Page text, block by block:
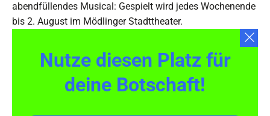
abendfüllendes Musical: Gespielt wird jedes Wochenende
bis 2. August im Mödlinger Stadttheater.
Nutze diesen Platz für
deine Botschaft!